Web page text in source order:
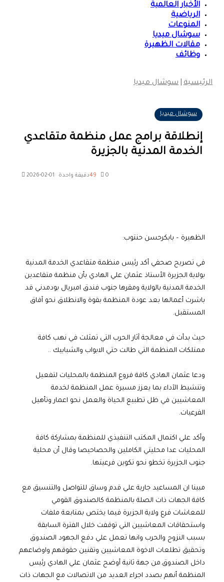
الأخبار العالمية
الرياضية
المنوعات
سوشال ميديا
مقالات الظهيرة
وظائف
الرئيسية|سوشال ميديا
سوشال ميديا
إنطلاقة برامج عمل منظمة متقاعدي
الخدمة المدنية بالجزيرة
2026-02-01 49 دقيقة واحدة
الظهيرة – بابكرحسن حنتوب:
في تصريح صحفي أكد رئيس منظمة متقاعدي الخدمة المدنية
بولاية الجزيرة الأستاذ عثمان علي الهادي بأن منظمة متقاعدين
الخدمة المدنية بالولاية ومقرها جنوب فندق امبريال بودمدني قد
باشرت أعمالها بعد عودة المنظمة بقوة والانطلاق نحو آفاق
المستقبل.
حيث بدأت في معالجة آثار الحرب التي تمثلت في نهب كافة
ممتلكات المنظمة التي طالت حتي الابواب والشبابيك ..
ودعا عثمان الهادي كافة فروع المنظمة بالمحليات لتفعيل
وتنشيط الآداء بما يعزز مسيرة عمل المنظمة لخدمة
المعاشيين في ظل تطبيع الحياة والعمل نحو اعمار وتأهيل
الفرعيات.
وأكد علي اكتمال المكتب التنفيذي للمنظمة بمشاركة كافة
المحليات عدا محليتي الكاملين والحصاحيصا وقال أن محلية
جنوب الجزيرة تخطو نحو تكوين فرعيتها.
مبينا ان المساعيد جارية علي قدم وساق للتواصل والتنسيق مع
كافة الجهات ذات الصلة بالمنظمة كالصندوق القومي
للمعاشات فرع ولاية الجزيرة فيما يختص بمتابعة ملفات
واستحقاقات المعاشيين التي توقفت خلال الفترة السابقة
بسبب النزوح والحرب وانها تعمل علي دفع الجهود الصندوق
وتحقيق تطلعات الاخوة المعاشيين وتقنين حقوقهم واوضاعهم
داخل الصندوق.من جهة ثانية أوضح عثمان علي الهادي رئيس
المنظمة أنهم بصدد اجراء العديد من الاتصالات مع الجهات ذات